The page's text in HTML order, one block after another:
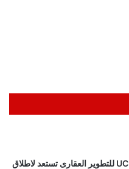
UC للتطوير العقارى تستعد لاطلاق